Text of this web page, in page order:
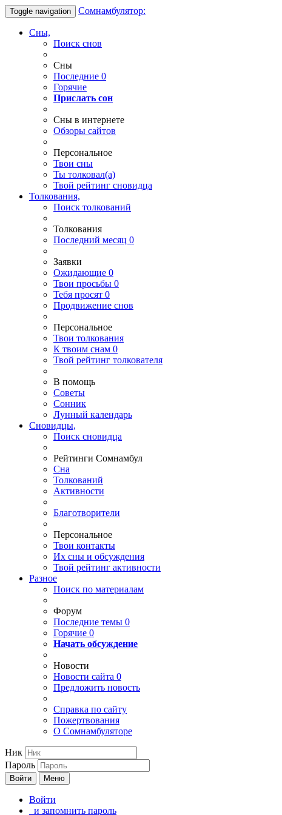
Toggle navigation Сомнамбулятор:
Сны,
Поиск снов
Сны
Последние 0
Горячие
Прислать сон
Сны в интернете
Обзоры сайтов
Персональное
Твои сны
Ты толковал(а)
Твой рейтинг сновидца
Толкования,
Поиск толкований
Толкования
Последний месяц 0
Заявки
Ожидающие 0
Твои просьбы 0
Тебя просят 0
Продвижение снов
Персональное
Твои толкования
К твоим снам 0
Твой рейтинг толкователя
В помощь
Советы
Сонник
Лунный календарь
Сновидцы,
Поиск сновидца
Рейтинги Сомнамбул
Сна
Толкований
Активности
Благотворители
Персональное
Твои контакты
Их сны и обсуждения
Твой рейтинг активности
Разное
Поиск по материалам
Форум
Последние темы 0
Горячие 0
Начать обсуждение
Новости
Новости сайта 0
Предложить новость
Справка по сайту
Пожертвования
О Сомнамбуляторе
Ник
Пароль
Войти Меню
Войти
и запомнить пароль